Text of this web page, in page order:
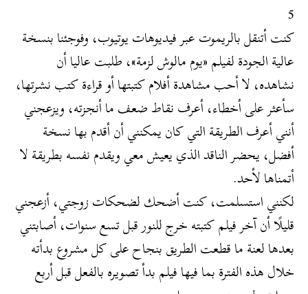
5
كنت أتنقل بالريموت عبر فيديوهات يوتيوب، وفوجئنا بنسخة
عالية الجودة لفيلم «يوم مالوش لزمة»، طلبت عاليا أن
نشاهده، لا أحب مشاهدة أفلام كتبتها أو قراءة كتب نشرتها،
سأعثر على أخطاء، أعرف نقاط ضعف ما أنجزته، ويزعجني
أنني أعرف الطريقة التي كان يمكنني أن أقدم بها نسخة
أفضل، يحضر الناقد الذي يعيش معي ويقدم نفسه بطريقة لا
أتمناها لأحد.
لكنني استسلمت، كنت أضحك لضحكات زوجتي، أزعجني
قليلًا أن آخر فيلم كتبته خرج للنور قبل تسع سنوات، أصابتني
بعدها لعنة ما قطعت الطريق بنجاح على كل مشروع بدأته
خلال هذه الفترة بما فيها فيلم بدأ تصويره بالفعل قبل أربع